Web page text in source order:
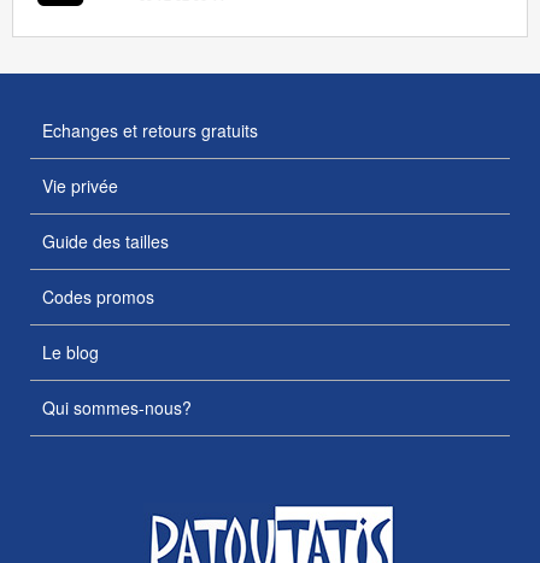
Echanges et retours gratuits
Vie privée
Guide des tailles
Codes promos
Le blog
Qui sommes-nous?